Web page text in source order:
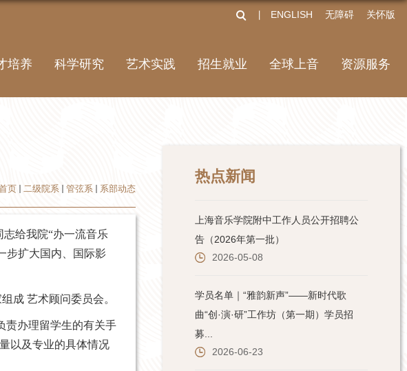
ENGLISH 无障碍 关怀版
培养 科学研究 艺术实践 招生就业 全球上音 资源服务
页 二级院系 管弦系 系部动态
志给我院“办一流音乐
步扩大国内、国际影
成 艺术顾问委员会。
办理留学生的有关手
以及专业的具体情况
热点新闻